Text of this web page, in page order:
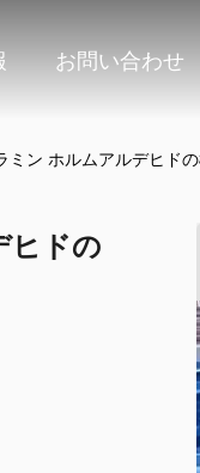
お問い合わせ
ミン ホルムアルデヒド
ヒドの